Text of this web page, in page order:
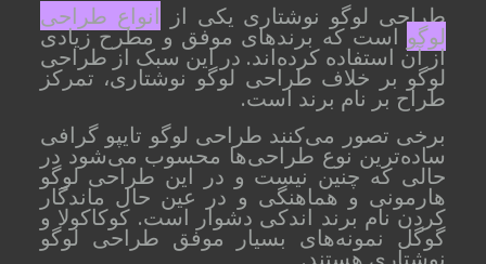
طراحی لوگو نوشتاری یکی از انواع طراحی
لوگو است که برندهای موفق و مطرح زیادی
از آن استفاده کرده‌اند. در این سبک از طراحی
لوگو بر خلاف طراحی لوگو نوشتاری، تمرکز
طراح بر نام برند است.
برخی تصور می‌کنند طراحی لوگو تایپو گرافی
ساده‌ترین نوع طراحی‌ها محسوب می‌شود در
حالی که چنین نیست و در این طراحی لوگو
هارمونی و هماهنگی و در عین حال ماندگار
کردن نام برند اندکی دشوار است. کوکاکولا و
گوگل نمونه‌های بسیار موفق طراحی لوگو
نوشتاری هستند.